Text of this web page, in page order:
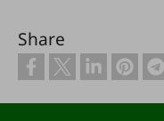
Share